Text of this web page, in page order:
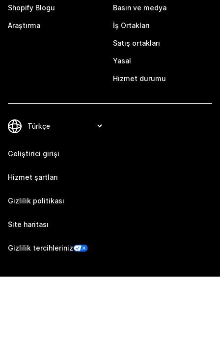
Shopify Blogu
Araştırma
Basın ve medya
İş Ortakları
Satış ortakları
Yasal
Hizmet durumu
Geliştirici girişi
Hizmet şartları
Gizlilik politikası
Site haritası
Gizlilik tercihleriniz